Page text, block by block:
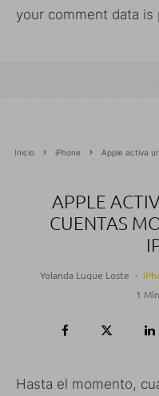
your comment data is
Inicio iPhone Apple activa
APPLE
CUENTAS
Yolanda Luque Loste ·
1
Hasta el momento,